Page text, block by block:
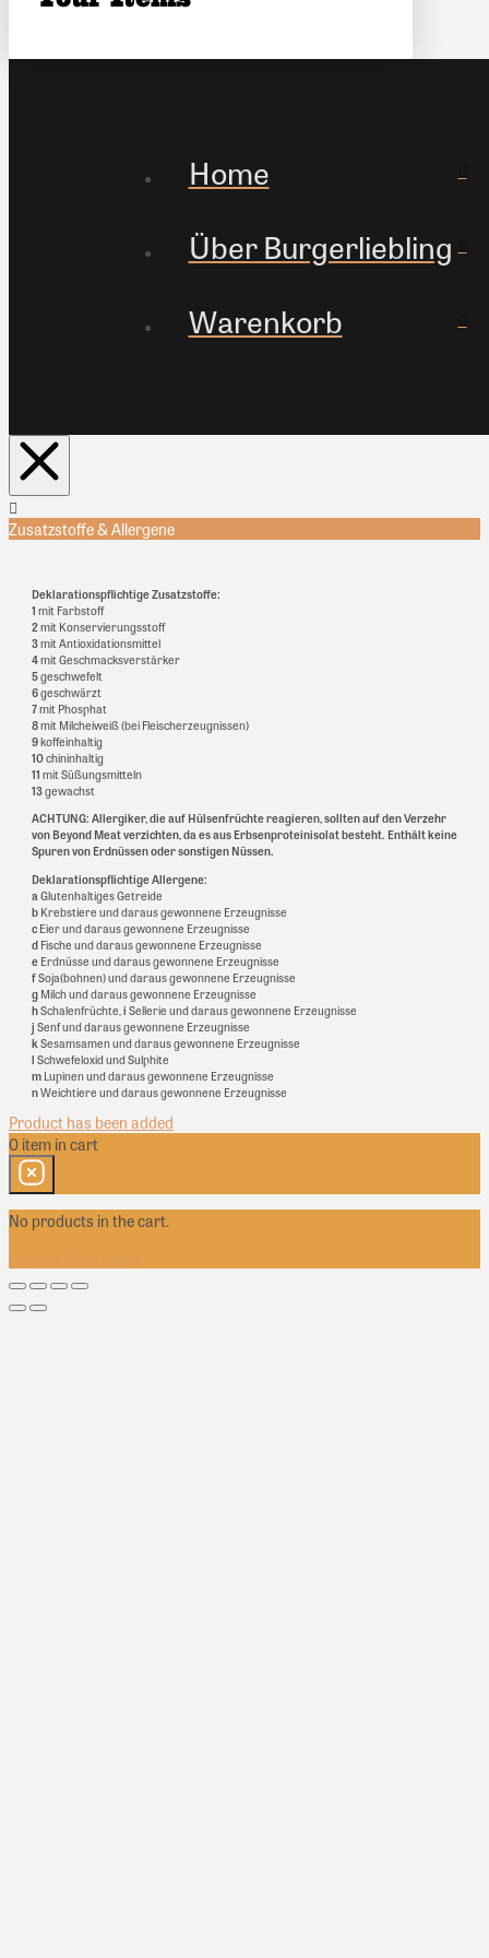
Home
Über Burgerliebling
Warenkorb
Zusatzstoffe & Allergene
Deklarationspflichtige Zusatzstoffe:
1 mit Farbstoff
2mit Konservierungsstoff
3mit Antioxidationsmittel
4mit Geschmacksverstärker
5geschwefelt
6geschwärzt
7mit Phosphat
8mit Milcheiweiß (bei Fleischerzeugnissen)
9koffeinhaltig
10chininhaltig
11 mit Süßungsmitteln
13gewachst
ACHTUNG: Allergiker, die auf Hülsenfrüchte reagieren, sollten auf den Verzehr
von Beyond Meat verzichten, da es aus Erbsenproteinisolat besteht. Enthält keine
Spuren von Erdnüssen oder sonstigen Nüssen.
Deklarationspflichtige Allergene:
a Glutenhaltiges Getreide
b Krebstiere und daraus gewonnene Erzeugnisse
c Eier und daraus gewonnene Erzeugnisse
d Fische und daraus gewonnene Erzeugnisse
e Erdnüsse und daraus gewonnene Erzeugnisse
fSoja(bohnen) und daraus gewonnene Erzeugnisse
g Milch und daraus gewonnene Erzeugnisse
hSchalenfrüchte, i Sellerie und daraus gewonnene Erzeugnisse
j Senf und daraus gewonnene Erzeugnisse
k Sesamsamen und daraus gewonnene Erzeugnisse
l Schwefeloxid und Sulphite
m Lupinen und daraus gewonnene Erzeugnisse
nWeichtiere und daraus gewonnene Erzeugnisse
Product has been added
0 item in cart
No products in the cart.
Explore Food Items